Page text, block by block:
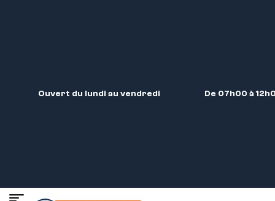
Ouvert du lundi au vendredi De 07h00 à